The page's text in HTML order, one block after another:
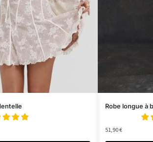
Robe longue à
51,90€